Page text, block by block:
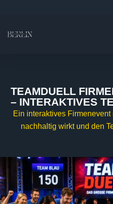
TEAMDUELL
– INTERAKTIVES
Ein interaktives
nachhaltig wirkt und den